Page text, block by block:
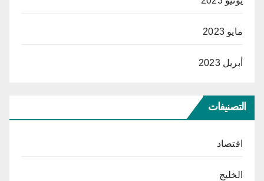
مايو 2023
أبريل 2023
التصنيفات
اقتصاد
الخليج